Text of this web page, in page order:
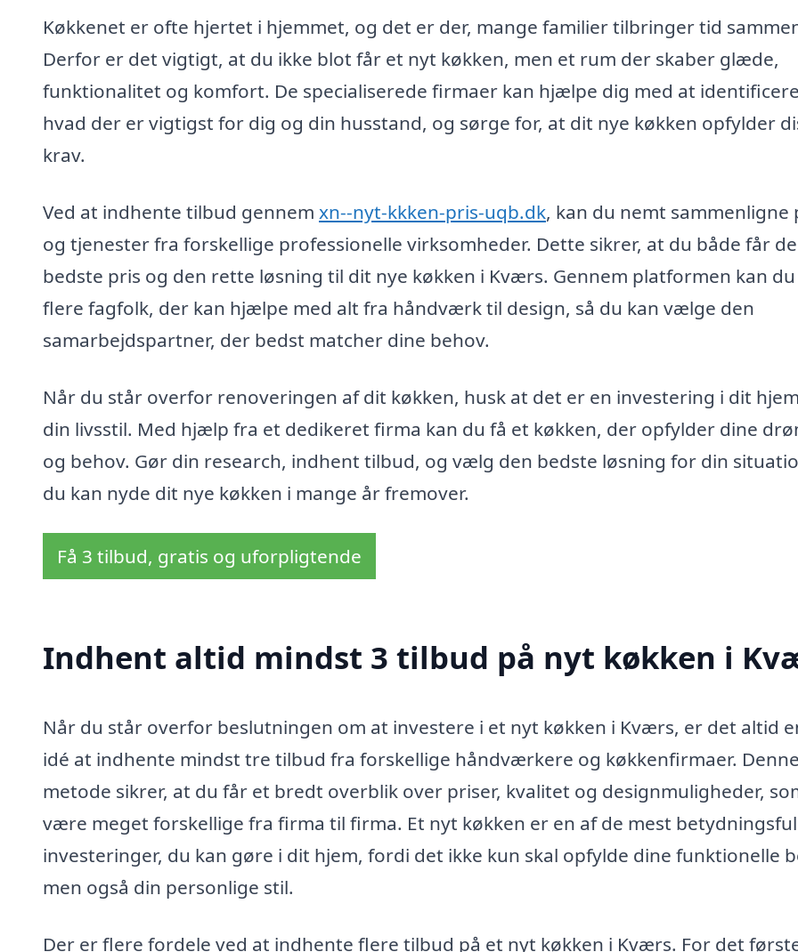
Køkkenet er ofte hjertet i hjemmet, og det er der, mange familier tilbringer tid
Derfor er det vigtigt, at du ikke blot får et nyt køkken, men et rum der skaber glæde,
funktionalitet og komfort. De specialiserede firmaer kan hjælpe dig med at
hvad der er vigtigst for dig og din husstand, og sørge for, at dit nye køkken opfylder
krav.
Ved at indhente tilbud gennem xn--nyt-kkken-pris-uqb.dk, kan du nemt sammenligne
og tjenester fra forskellige professionelle virksomheder. Dette sikrer, at du både får
bedste pris og den rette løsning til dit nye køkken i Kværs. Gennem platformen kan
flere fagfolk, der kan hjælpe med alt fra håndværk til design, så du kan vælge den
samarbejdspartner, der bedst matcher dine behov.
Når du står overfor renoveringen af dit køkken, husk at det er en investering i dit
din livsstil. Med hjælp fra et dedikeret firma kan du få et køkken, der opfylder dine
og behov. Gør din research, indhent tilbud, og vælg den bedste løsning for din
du kan nyde dit nye køkken i mange år fremover.
Få 3 tilbud, gratis og uforpligtende
Indhent altid mindst 3 tilbud på nyt køkken i
Når du står overfor beslutningen om at investere i et nyt køkken i Kværs, er det altid
idé at indhente mindst tre tilbud fra forskellige håndværkere og køkkenfirmaer. Denne
metode sikrer, at du får et bredt overblik over priser, kvalitet og designmuligheder,
være meget forskellige fra firma til firma. Et nyt køkken er en af de mest
investeringer, du kan gøre i dit hjem, fordi det ikke kun skal opfylde dine funktionelle
men også din personlige stil.
Der er flere fordele ved at indhente flere tilbud på et nyt køkken i Kværs. For det